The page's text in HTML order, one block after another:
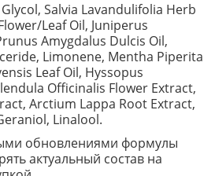
Salvia Lavandulifolia Herb
Leaf Oil, Juniperus
Amygdalus Dulcis Oil,
Limonene, Mentha Piperita
Leaf Oil, Hyssopus
Officinalis Flower Extract,
Arctium Lappa Root Extract,
Linalool.
обновлениями формулы
актуальный состав на